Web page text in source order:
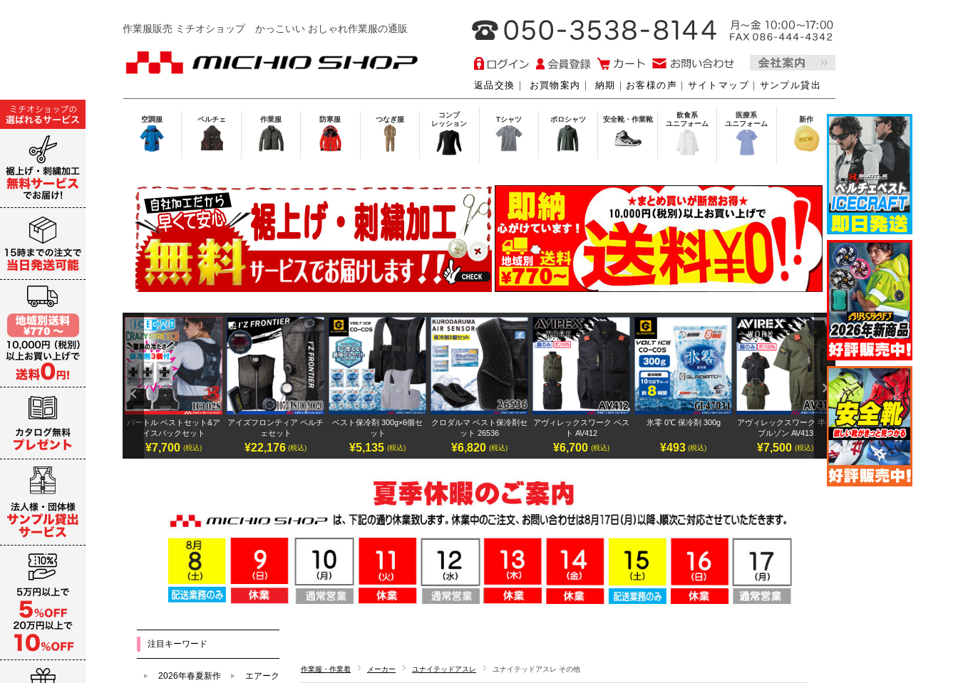
作業服販売 ミチオショップかっこいい おしゃれ作業服の通販
返品交換 ｜ お買物案内 ｜ 納期 ｜ お客様の声 ｜ サイトマップ ｜ サンプル貸出
空調服 ペルチェ 作業服 防寒服 つなぎ服
コンプ
レッション
Tシャツ ポロシャツ 安全靴・作業靴
飲食系
ユニフォーム
医療系
ユニフォーム
新作
Previ
ous
保冷剤6個＋ペルチェ小型
バッテリーセット
¥12,674
バートル ベストセット&ア
イスパックセット
¥7,700 (税込)
アイズフロンティア ペルチ
ェセット
¥22,176 (税込)
ベスト保冷剤 300g×6個セ
ット
¥5,135 (税込)
クロダルマ ベスト保冷剤セ
ット 26536
¥6,820 (税込)
アヴィレックスワーク ベス
ト AV412
¥6,700 (税込)
氷零 0℃ 保冷剤 300g
¥493 (税込)
アヴィレックスワーク 半袖
ブルゾン AV413
¥7,500 (税込)
ペルチェベストセット
IC101S
¥14,800 (税込)
Next
作業服・作業着 メーカー ユナイテッドアスレ ユナイテッドアスレ その他
注目キーワード
2026年春夏新作
エアーク